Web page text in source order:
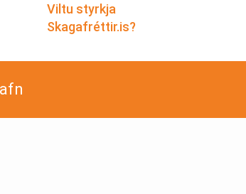
Viltu styrkja
Skagafréttir.is?